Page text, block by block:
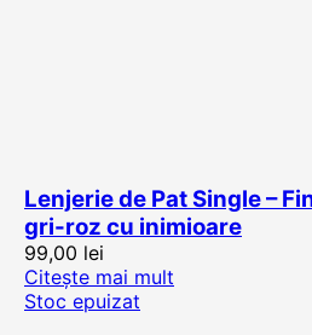
Lenjerie de Pat Single –
gri-roz cu inimioare
99,00 lei
Citește mai mult
Stoc epuizat